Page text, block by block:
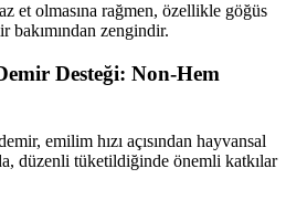
et olmasına rağmen, özellikle göğüs
bakımından zengindir.
Desteği: Non-Hem
emilim hızı açısından hayvansal
düzenli tüketildiğinde önemli katkılar